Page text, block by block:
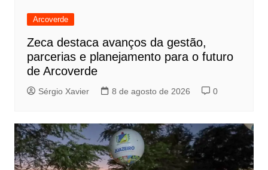
Arcoverde
Zeca destaca avanços da gestão,
parcerias e planejamento para o futuro
de Arcoverde
Sérgio Xavier 8 de agosto de 2026 0